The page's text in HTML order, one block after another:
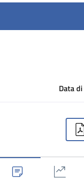
Data